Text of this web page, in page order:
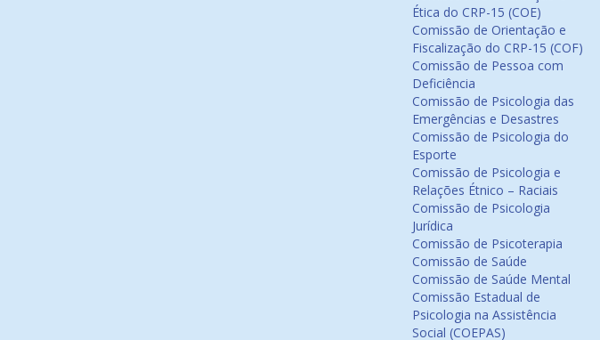
Ética do CRP-15 (COE)
Comissão de Orientação e
Fiscalização do CRP-15 (COF)
Comissão de Pessoa com
Deficiência
Comissão de Psicologia das
Emergências e Desastres
Comissão de Psicologia do
Esporte
Comissão de Psicologia e
Relações Étnico – Raciais
Comissão de Psicologia
Jurídica
Comissão de Psicoterapia
Comissão de Saúde
Comissão de Saúde Mental
Comissão Estadual de
Psicologia na Assistência
Social (COEPAS)